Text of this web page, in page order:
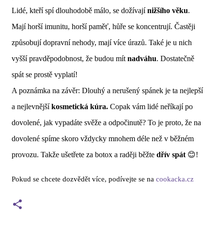
Lidé, kteří spí dlouhodobě málo, se dožívajínižšího věku.
Mají horší imunitu, horší paměť, hůře se koncentrují. Častěji
způsobují dopravní nehody, mají více úrazů. Také je u nich
vyšší pravděpodobnost, že budou mít nadváhu. Dostatečně
spát se prostě vyplatí!
A poznámka na závěr: Dlouhý a nerušený spánek je ta nejlepší
a nejlevnějšíkosmetická kúra. Copak vám lidé neříkají po
dovolené, jak vypadáte svěže a odpočinutě? To je proto, že na
dovolené spíme skoro vždycky mnohem déle než v běžném
provozu. Takže ušetřete za botox a raději běžte dřív spát 😊!
Pokud se chcete dozvědět více, podívejte se na cookacka.cz